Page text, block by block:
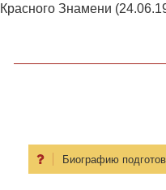
Знамени
Биографию